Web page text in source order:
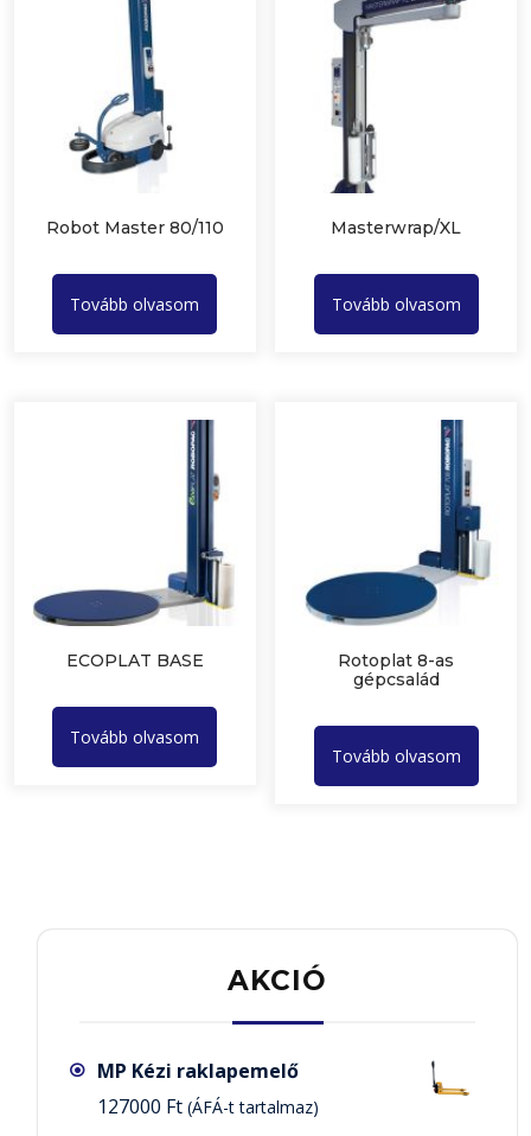
Robot Master 80/110
Tovább olvasom
Masterwrap/XL
Tovább olvasom
ECOPLAT BASE
Tovább olvasom
Rotoplat 8-as
gépcsalád
Tovább olvasom
AKCIÓ
MP Kézi raklapemelő
127000 Ft (ÁFÁ-t tartalmaz)